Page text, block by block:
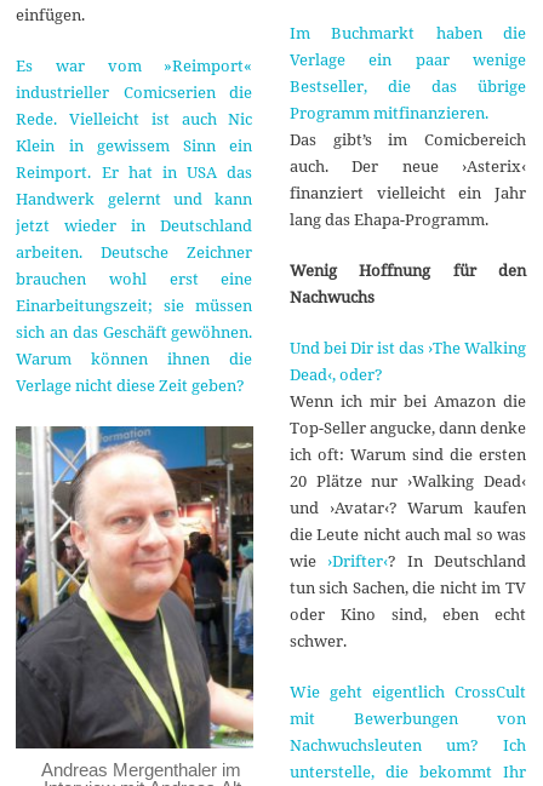
einfügen.
Es war vom »Reimport«
industrieller Comicserien die
Rede. Vielleicht ist auch Nic
Klein in gewissem Sinn ein
Reimport. Er hat in USA das
Handwerk gelernt und kann
jetzt wieder in Deutschland
arbeiten. Deutsche Zeichner
brauchen wohl erst eine
Einarbeitungszeit; sie müssen
sich an das Geschäft gewöhnen.
Warum können ihnen die
Verlage nicht diese Zeit geben?
Andreas Mergenthaler im
Im Buchmarkt haben die
Verlage ein paar wenige
Bestseller, die das übrige
Programm mitfinanzieren.
Das gibt’s im Comicbereich
auch. Der neue ›Asterix‹
finanziert vielleicht ein Jahr
lang das Ehapa-Programm.
Wenig Hoffnung für den
Nachwuchs
Und bei Dir ist das ›The Walking
Dead‹, oder?
Wenn ich mir bei Amazon die
Top-Seller angucke, dann denke
ich oft: Warum sind die ersten
20 Plätze nur ›Walking Dead‹
und ›Avatar‹? Warum kaufen
die Leute nicht auch mal so was
wie ›Drifter‹? In Deutschland
tun sich Sachen, die nicht im TV
oder Kino sind, eben echt
schwer.
Wie geht eigentlich CrossCult
mit Bewerbungen von
Nachwuchsleuten um? Ich
unterstelle, die bekommt Ihr